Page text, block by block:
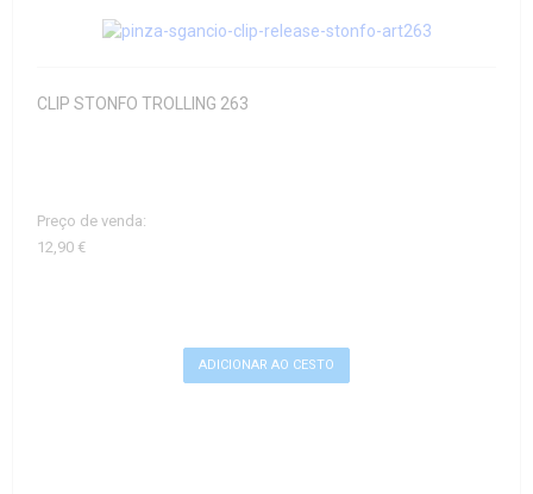
CLIP STONFO TROLLING 263
Preço de venda:
12,90 €